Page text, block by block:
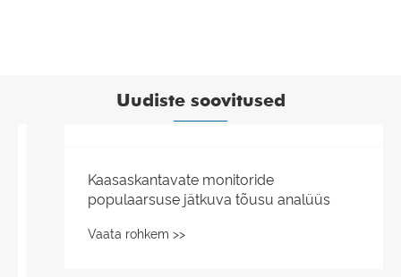
Uudiste soovitused